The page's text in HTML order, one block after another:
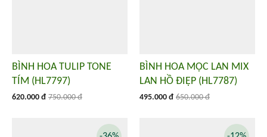
BÌNH HOA TULIP TONE
TÍM (HL7797)
620.000 đ 750.000 đ
BÌNH HOA MỘC LAN MIX
LAN HỒ ĐIỆP (HL7787)
495.000 đ 650.000 đ